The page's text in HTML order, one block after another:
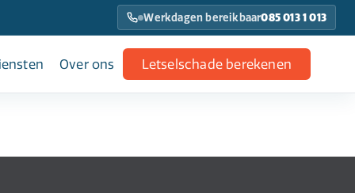
Werkdagen bereikbaar085 013 1 013
Over ons Letselschade berekenen